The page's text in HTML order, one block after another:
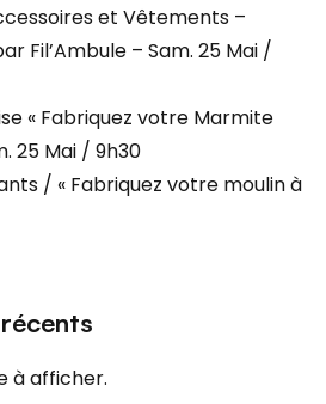
et Vêtements –
Fil’Ambule – Sam. 25 Mai /
« Fabriquez votre Marmite
25 Mai / 9h30
/ « Fabriquez votre moulin à
à afficher.